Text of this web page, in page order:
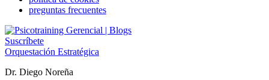
preguntas frecuentes
Suscríbete
Orquestación Estratégica
Dr. Diego Noreña